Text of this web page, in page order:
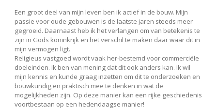
Een groot deel van mijn leven ben ik actief in de bouw. Mijn
passie voor oude gebouwen is de laatste jaren steeds meer
gegroeid. Daarnaast heb ik het verlangen om van betekenis te
zijn in Gods koninkrijk en het verschil te maken daar waar dit in
mijn vermogen ligt.
Religieus vastgoed wordt vaak her-bestemd voor commerciële
doeleinden. Ik ben van mening dat dit ook anders kan. Ik wil
mijn kennis en kunde graag inzetten om dit te onderzoeken en
bouwkundig en praktisch mee te denken in wat de
mogelijkheden zijn. Op deze manier kan een rijke geschiedenis
voortbestaan op een hedendaagse manier!